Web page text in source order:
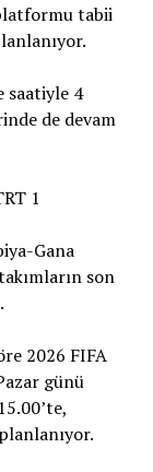
tabii
saatiyle 4
de devam
1
Gana
son
2026 FIFA
günü